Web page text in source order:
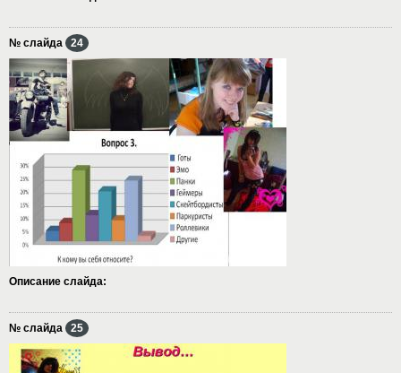
№ слайда 24
Описание слайда:
№ слайда 25